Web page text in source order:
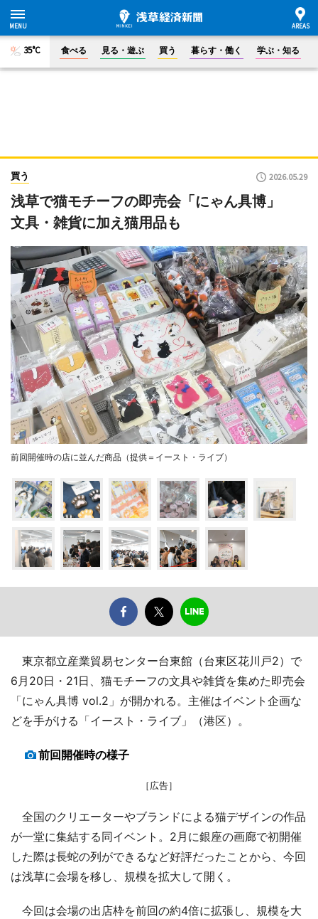
35°C 食べる 見る・遊ぶ 買う 暮らす・働く 学ぶ・知る
買う 2026.05.29
浅草で猫モチーフの即売会「にゃん具博」
文具・雑貨に加え猫用品も
前回開催時の店に並んだ商品（提供＝イースト・ライブ）
東京都立産業貿易センター台東館（台東区花川戸2）で
6月20日・21日、猫モチーフの文具や雑貨を集めた即売会
「にゃん具博 vol.2」が開かれる。主催はイベント企画な
どを手がける「イースト・ライブ」（港区）。
前回開催時の様子
［広告］
全国のクリエーターやブランドによる猫デザインの作品
が一堂に集結する同イベント。2月に銀座の画廊で初開催
した際は長蛇の列ができるなど好評だったことから、今回
は浅草に会場を移し、規模を拡大して開く。
今回は会場の出店枠を前回の約4倍に拡張し、規模を大